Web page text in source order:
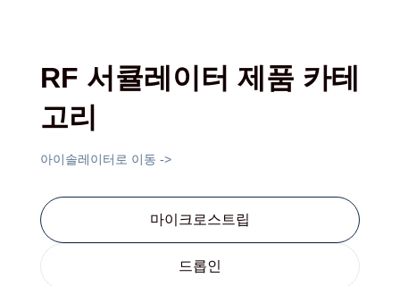
RF 서큘레이터 제품 카테
고리
아이솔레이터로 이동 ->
마이크로스트립
드롭인